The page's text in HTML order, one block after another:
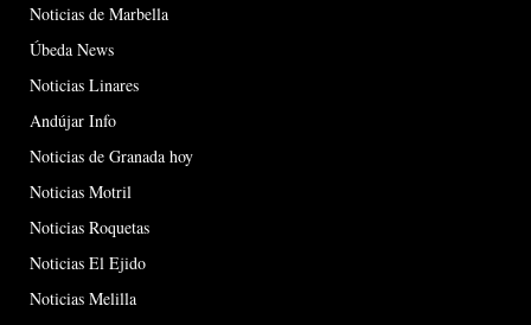
Noticias de Marbella
Úbeda News
Noticias Linares
Andújar Info
Noticias de Granada hoy
Noticias Motril
Noticias Roquetas
Noticias El Ejido
Noticias Melilla